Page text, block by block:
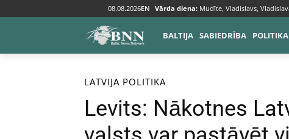
08.08.2026EN Vārda diena: Mudīte, Vladislavs,
BALTIJA SABIEDRĪBA POLITIKA
Sākums Baltija Latvija
LATVIJA POLITIKA
Levits: Nākotnes